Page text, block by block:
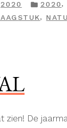
2020
IN
2020,
,
zien! De